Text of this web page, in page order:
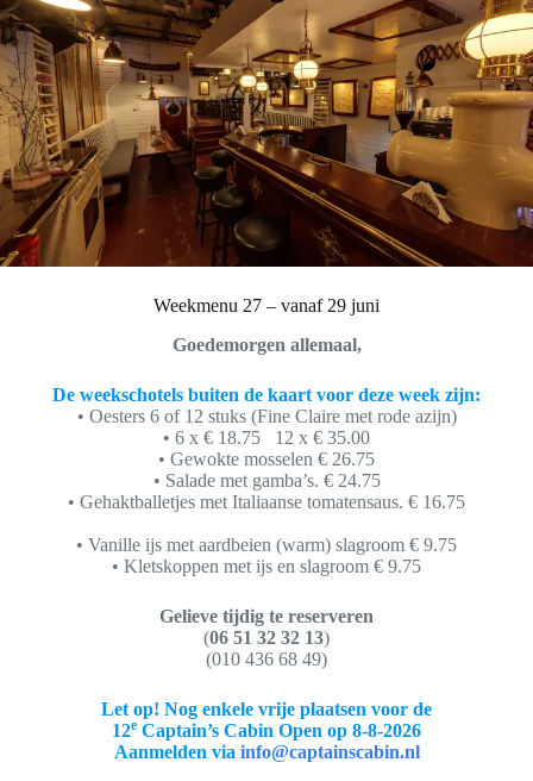
Weekmenu 27 – vanaf 29 juni
Goedemorgen allemaal,
De weekschotels buiten de kaart voor deze week zijn:
• Oesters 6 of 12 stuks (Fine Claire met rode azijn)
• 6 x € 18.75 12 x € 35.00
• Gewokte mosselen € 26.75
• Salade met gamba’s. € 24.75
• Gehaktballetjes met Italiaanse tomatensaus. € 16.75
• Vanille ijs met aardbeien (warm) slagroom € 9.75
• Kletskoppen met ijs en slagroom € 9.75
Gelieve tijdig te reserveren
(06 51 32 32 13)
(010 436 68 49)
Let op! Nog enkele vrije plaatsen voor de
12e Captain’s Cabin Open op 8-8-2026
Aanmelden via info@captainscabin.nl